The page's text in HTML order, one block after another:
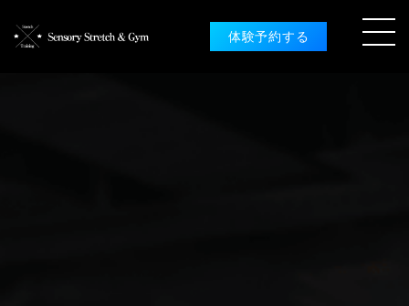
体験予約する